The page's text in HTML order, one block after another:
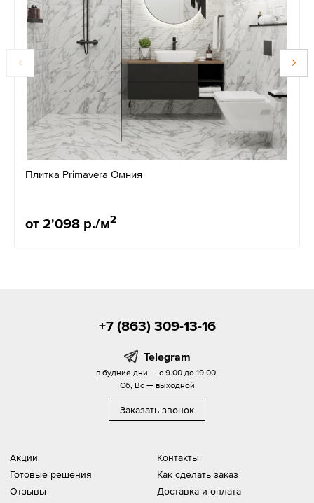
Плитка Primavera Омния
от 2'098 р./м2
Акции
Готовые решения
Отзывы
Контакты
Как сделать заказ
Доставка и оплата
+7 (863) 309-13-16
Telegram
в будние дни — с 9.00 до 19.00,
Сб, Вс — выходной
Заказать звонок